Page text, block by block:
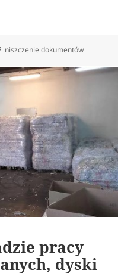
Tagi
niszczenie dokumentów
pracy
dyski